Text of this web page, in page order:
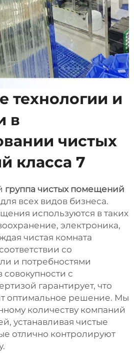
технологии и
в
чистых
класса 7
группа чистых помещений
всех видов бизнеса.
используются в таких
электроника,
чистая комната
со
и потребностями
совокупности с
гарантирует, что
оптимальное решение. Мы
количеству компаний
устанавливая чистые
отлично контролируют